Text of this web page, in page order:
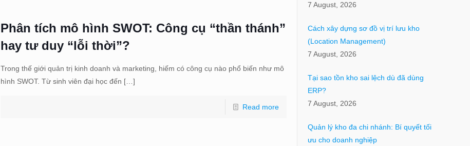
Phân tích mô hình SWOT: Công cụ “thần thánh”
hay tư duy “lỗi thời”?
Trong thế giới quản trị kinh doanh và marketing, hiếm có công cụ nào phổ biến như mô
hình SWOT. Từ sinh viên đại học đến […]
Read more
7 August, 2026
Cách xây dựng sơ đồ vị trí lưu kho
(Location Management)
7 August, 2026
Tại sao tồn kho sai lệch dù đã dùng
ERP?
7 August, 2026
Quản lý kho đa chi nhánh: Bí quyết tối
ưu cho doanh nghiệp